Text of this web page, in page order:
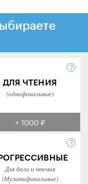
ДЛЯ ЧТЕНИЯ
(однофокальные)
+ 1000 ₽
Для дали и чтения
(Мультифокальные)